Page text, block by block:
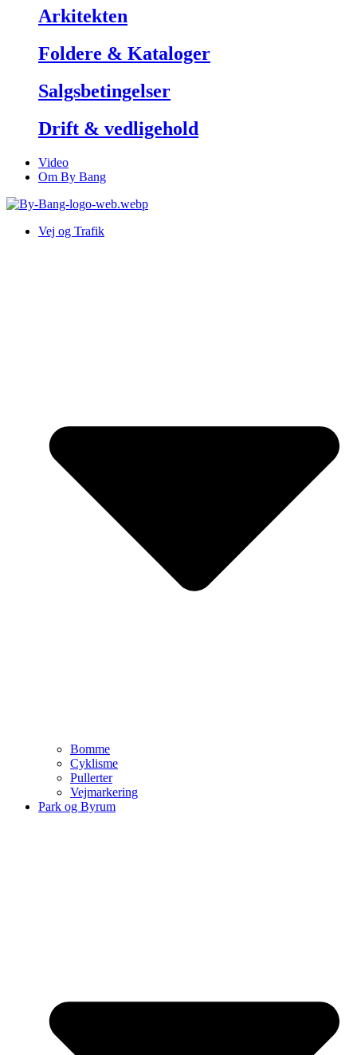
Arkitekten
Foldere & Kataloger
Salgsbetingelser
Drift & vedligehold
Video
Om By Bang
Vej og Trafik
Bomme
Cyklisme
Pullerter
Vejmarkering
Park og Byrum